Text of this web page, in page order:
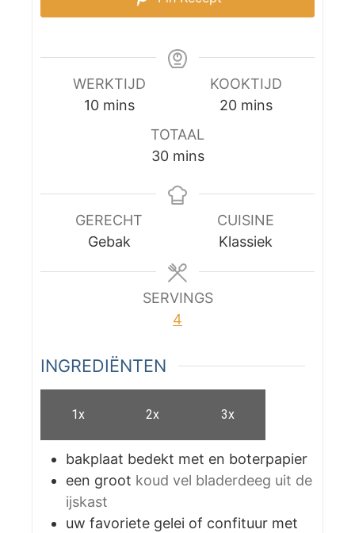
WERKTIJD
10m
t
e
mins
KOOKTIJD
20m
t
e
mins
TOTAAL
30m
n
e
s
mins
GERECHT
Gebak
CUISINE
Klassiek
SERVINGS
4
INGREDIËNTEN
1x 2x 3x
bakplaat bedekt met en boterpapier
een groot koud vel bladerdeeg uit de
ijskast
uw favoriete gelei of confituur met